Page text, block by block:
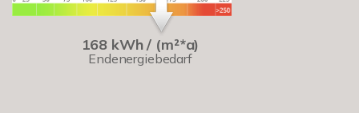
168 kWh / (m²*a)
Endenergiebedarf